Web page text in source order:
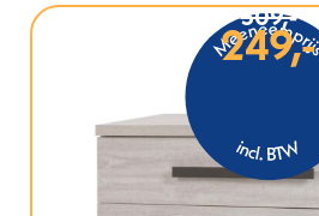
309,-
249,-